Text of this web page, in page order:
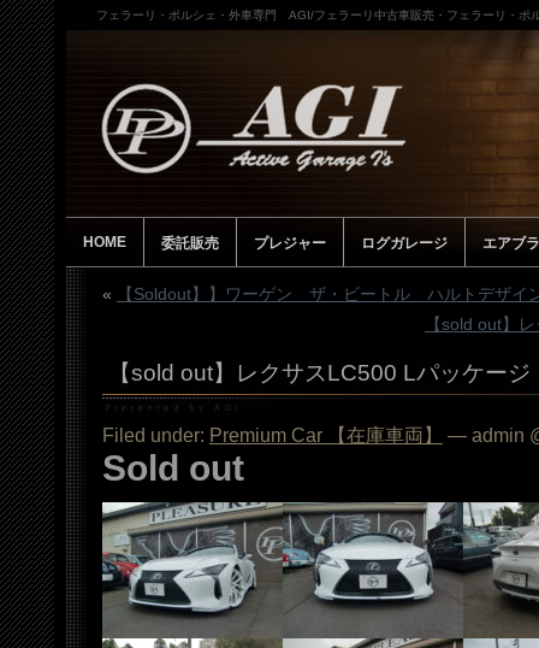
フェラーリ・ポルシェ・外車専門 AGI/フェラーリ中古車販売・フェラーリ・ポ
HOME 委託販売 プレジャー ログガレージ エアブ
«
【Soldout】】ワーゲン ザ・ビートル ハルトデザイ
【sold out】
【sold out】レクサスLC500 Lパッケージ
Filed under: Premium Car 【在庫車両】 — admin
Sold out